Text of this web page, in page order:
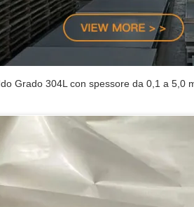
Grado 304L con spessore da 0,1 a 5,0